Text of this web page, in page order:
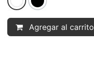
Agregar al carrito